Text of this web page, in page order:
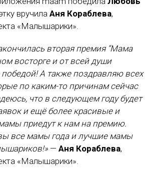
вручила Аня Кораблева,
«Малышарики».
вторая премия “Мама
восторге и от всей души
А также поздравляю всех
по каким-то причинам сейчас
что в следующем году будет
и ещё более красивые и
приедут к нам на премию.
все мамы года и лучшие мамы
— Аня Кораблева,
«Малышарики».